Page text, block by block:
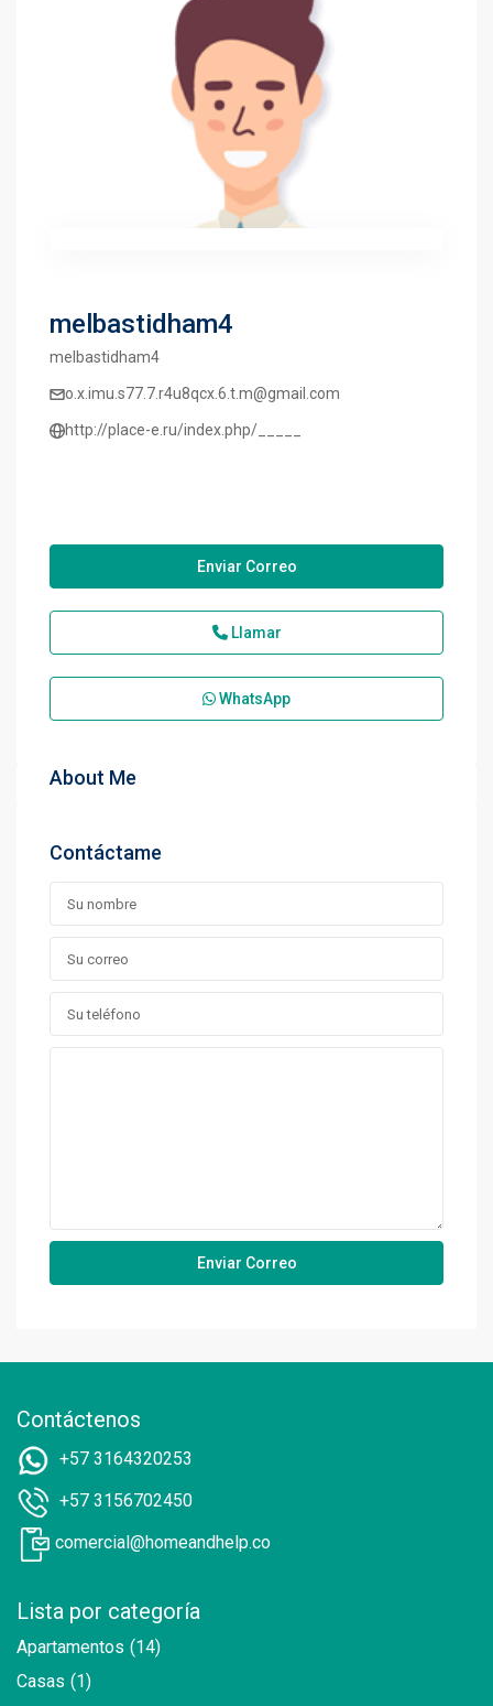
melbastidham4
melbastidham4
o.x.imu.s77.7.r4u8qcx.6.t.m@gmail.com
http://place-e.ru/index.php/_____
Enviar Correo
Llamar
WhatsApp
About Me
Contáctame
Contáctenos
+57 3164320253
+57 3156702450
comercial@homeandhelp.co
Lista por categoría
Apartamentos (14)
Casas (1)